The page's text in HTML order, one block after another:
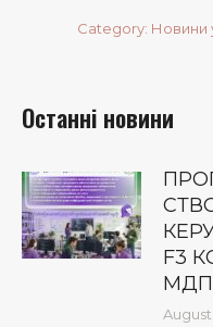
Category: Новини
Останні новини
F3